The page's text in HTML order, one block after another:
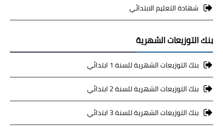
شهادة التعليم الابتدائي
بنك التوزيعات الشهرية
بنك التوزيعات الشهرية للسنة 1 ابتدائي
بنك التوزيعات الشهرية للسنة 2 ابتدائي
بنك التوزيعات الشهرية للسنة 3 ابتدائي